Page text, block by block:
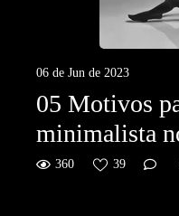
06 de Jun de 2023
05 Motivos
minimalista
360 39